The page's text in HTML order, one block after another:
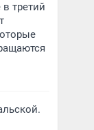
третий